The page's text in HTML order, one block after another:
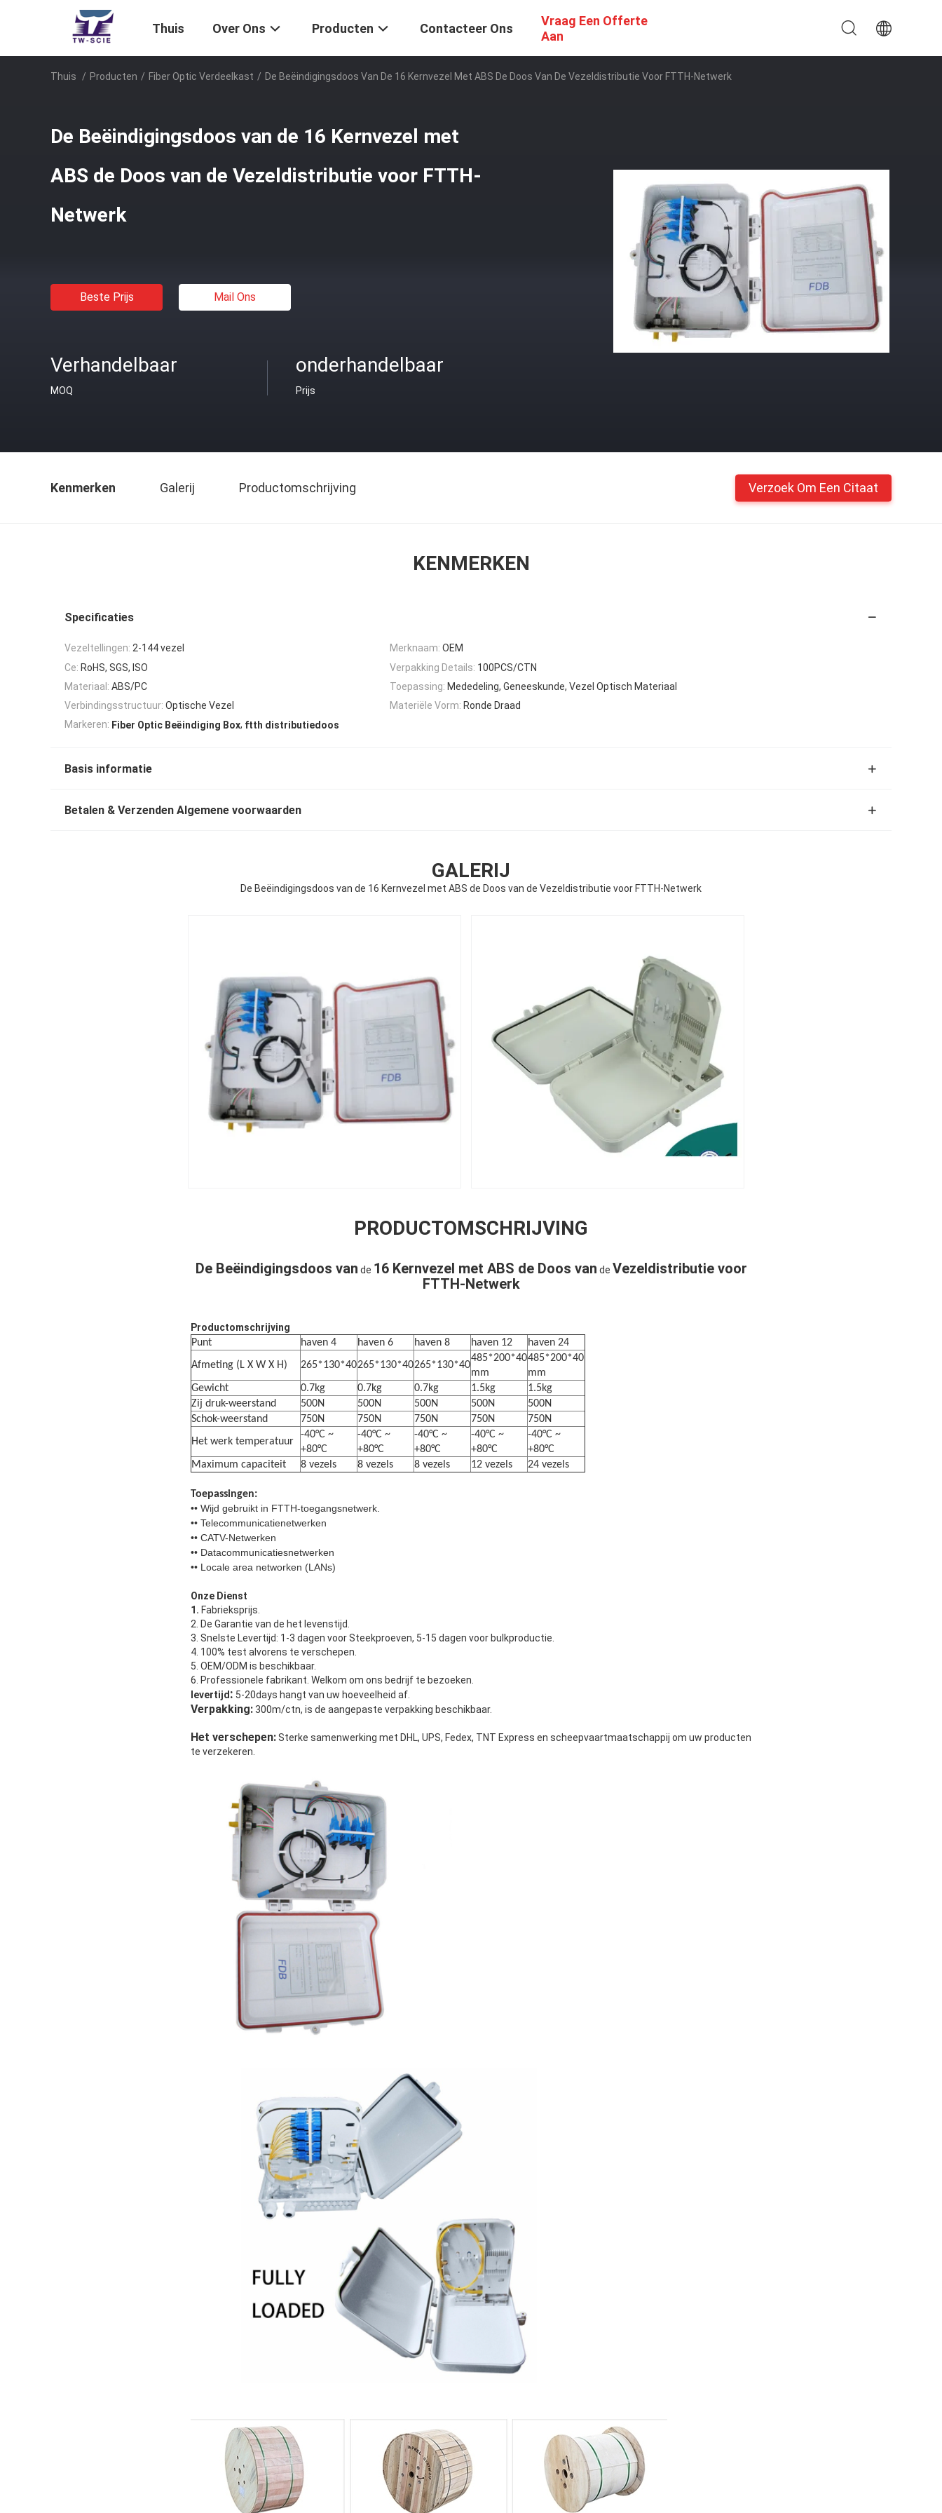
Thuis Over Ons Producten Contacteer Ons
Vraag Een Offerte
Aan
Thuis / Producten / Fiber Optic Verdeelkast / De Beëindigingsdoos Van De 16 Kernvezel Met ABS De Doos Van De Vezeldistributie Voor FTTH-Netwerk
De Beëindigingsdoos van de 16 Kernvezel met
ABS de Doos van de Vezeldistributie voor FTTH-
Netwerk
Beste Prijs Mail Ons
Verhandelbaar
MOQ
onderhandelbaar
Prijs
Kenmerken Galerij Productomschrijving Verzoek Om Een Citaat
KENMERKEN
Specificaties
Vezeltellingen: 2-144 vezel Merknaam: OEM
Ce: RoHS, SGS, ISO Verpakking Details: 100PCS/CTN
Materiaal: ABS/PC Toepassing: Mededeling, Geneeskunde, Vezel Optisch Materiaal
Verbindingsstructuur: Optische Vezel Materiële Vorm: Ronde Draad
Markeren: Fiber Optic Beëindiging Box, ftth distributiedoos
Basis informatie
Betalen & Verzenden Algemene voorwaarden
GALERIJ
De Beëindigingsdoos van de 16 Kernvezel met ABS de Doos van de Vezeldistributie voor FTTH-Netwerk
PRODUCTOMSCHRIJVING
De Beëindigingsdoos van de 16 Kernvezel met ABS de Doos van de Vezeldistributie voor
FTTH-Netwerk
Productomschrijving
Punt
haven 4 haven 6 haven 8 haven 12
haven 24
Afmeting (L X W X H)
265*130*40265*130*40265*130*40
485*200*40
mm
485*200*40
mm
Gewicht
0.7kg 0.7kg 0.7kg 1.5kg
1.5kg
Zij druk-weerstand
500N 500N 500N 500N
500N
Schok-weerstand
750N 750N 750N 750N
750N
Het werk temperatuur
-40°C ~
+80°C
-40°C ~
+80°C
-40°C ~
+80°C
-40°C ~
+80°C
-40°C ~
+80°C
Maximum capaciteit
8 vezels 8 vezels 8 vezels 12 vezels 24 vezels
Toepassingen:
•• Wijd gebruikt in FTTH-toegangsnetwerk.
•• Telecommunicatienetwerken
•• CATV-Netwerken
•• Datacommunicatiesnetwerken
•• Locale area networken (LANs)
Onze Dienst
1. Fabrieksprijs.
2. De Garantie van de het levenstijd.
3. Snelste Levertijd: 1-3 dagen voor Steekproeven, 5-15 dagen voor bulkproductie.
4. 100% test alvorens te verschepen.
5. OEM/ODM is beschikbaar.
6. Professionele fabrikant. Welkom om ons bedrijf te bezoeken.
levertijd : 5-20days hangt van uw hoeveelheid af.
Verpakking:300m/ctn, is de aangepaste verpakking beschikbaar.
Het verschepen:Sterke samenwerking met DHL, UPS, Fedex, TNT Express en scheepvaartmaatschappij om uw producten
te verzekeren.